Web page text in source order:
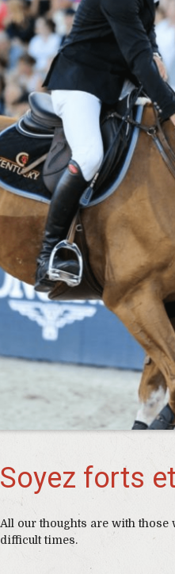
Soyez forts
All our thoughts are with
difficult times.